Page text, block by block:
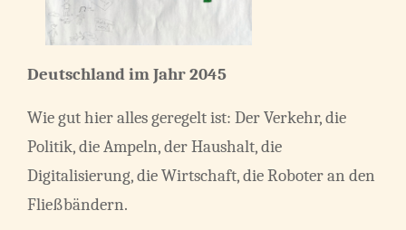
Deutschland im Jahr 2045
Wie gut hier alles geregelt ist: Der Verkehr, die
Politik, die Ampeln, der Haushalt, die
Digitalisierung, die Wirtschaft, die Roboter an den
Fließbändern.